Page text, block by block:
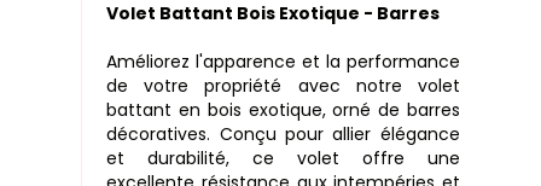
Volet Battant Bois Exotique - Barres
Améliorez l'apparence et la performance
de votre propriété avec notre volet
battant en bois exotique, orné de barres
décoratives. Conçu pour allier élégance
et durabilité, ce volet offre une